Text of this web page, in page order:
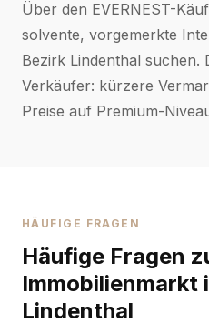
Über den EVERNEST-
solvente, vorgemerkte
Bezirk Lindenthal suchen.
Verkäufer: kürzere
Preise auf Premium-
HÄUFIGE FRAGEN
Häufige Fragen
Immobilienmarkt
Lindenthal